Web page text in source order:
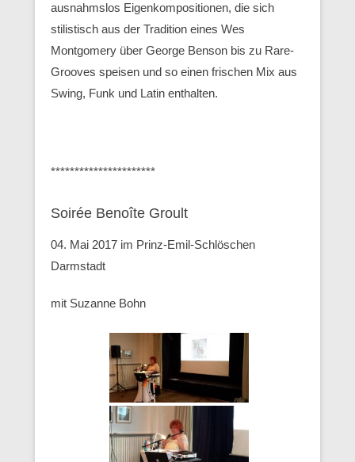
ausnahmslos Eigenkompositionen, die sich
stilistisch aus der Tradition eines Wes
Montgomery über George Benson bis zu Rare-
Grooves speisen und so einen frischen Mix aus
Swing, Funk und Latin enthalten.
**********************
Soirée Benoîte Groult
04. Mai 2017 im Prinz-Emil-Schlöschen
Darmstadt
mit Suzanne Bohn